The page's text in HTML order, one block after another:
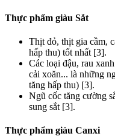
Thực phẩm giàu Sắt
Thịt đỏ, thịt gia cầm,
hấp thu) tốt nhất [3].
Các loại đậu, rau
cải xoăn... là những
tăng hấp thu) [3].
Ngũ cốc tăng cường
sung sắt [3].
Thực phẩm giàu Canxi